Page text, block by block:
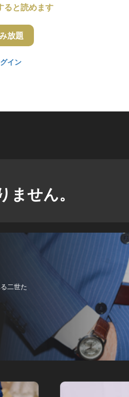
ると読めます
放題
イン
せん。
二世た